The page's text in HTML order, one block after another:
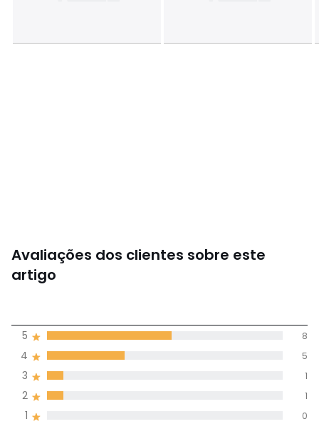
Avaliações dos clientes sobre este
artigo
4,3
1 0
2 1
3 1
4 5
5 8